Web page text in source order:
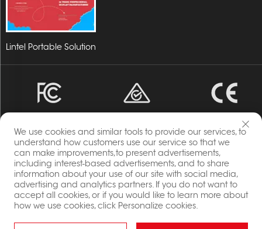
Lintel Portable Solution
Všechna práva vyhrazena © 2023 Energia, společnost
Changzhou Lintel Display Co., Ltd
Zásady ochrany soukromí
Blog
We use cookies and similar tools to provide our services, to
understand how customers use our service so that we
can make improvements,to present advertisements,
including interest-based advertisements, and to share
information about your use of our site with social media,
advertising and analytics partners. If you do not want to
accept all cookies, or if you would like to learn more about
how we use cookies, click Personalize cookies.